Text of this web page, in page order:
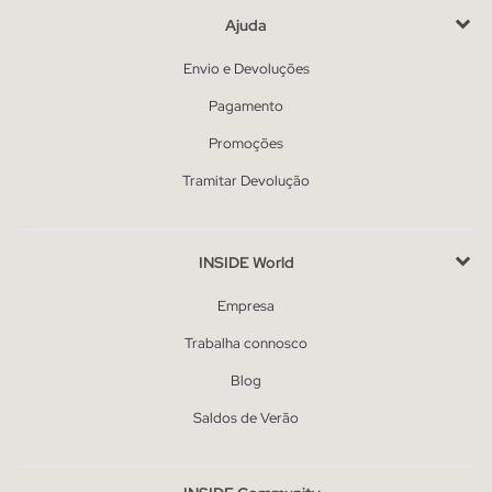
Ajuda
Envio e Devoluções
Pagamento
Promoções
Tramitar Devolução
INSIDE World
Empresa
Trabalha connosco
Blog
Saldos de Verão